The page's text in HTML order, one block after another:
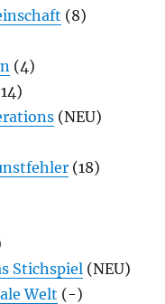
(8)
(4)
(NEU)
(18)
Stichspiel (NEU)
Welt (-)